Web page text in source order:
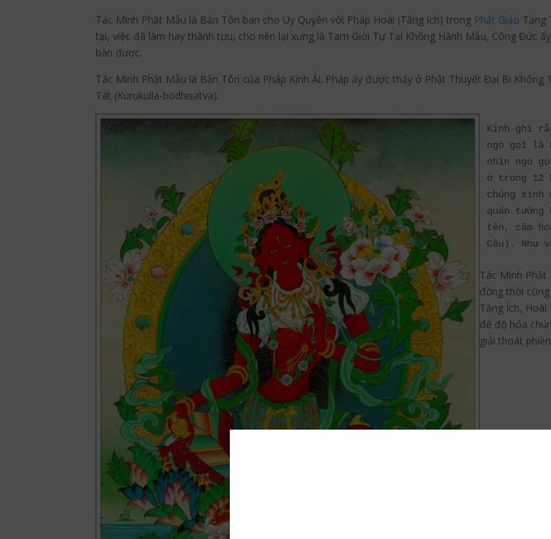
Tác Minh Phật Mẫu là Bản Tôn ban cho Uy Quyền với Pháp Hoài (Tăng ích) trong Phật Giáo Tạng
tại, việc đã làm hay thành tựu, cho nên lại xưng là Tam Giới Tự Tại Không Hành Mẫu, Công Đức
bàn được.
Tác Minh Phật Mẫu là Bản Tôn của Pháp Kính Ái. Pháp ấy được thấy ở Phật Thuyết Đại Bi
Tát (Kurukulla-bodhisatva).
Twitter Pinterest
Tumblr
Kinh ghi
ngó gọi là
nhìn ngó
ở trong 12
chúng sinh
quán tưởng
tên, cầm
Câu). Như
Tác Minh Phật
đồng thời
Tăng Ích, Hoài
để độ hóa
giải thoát